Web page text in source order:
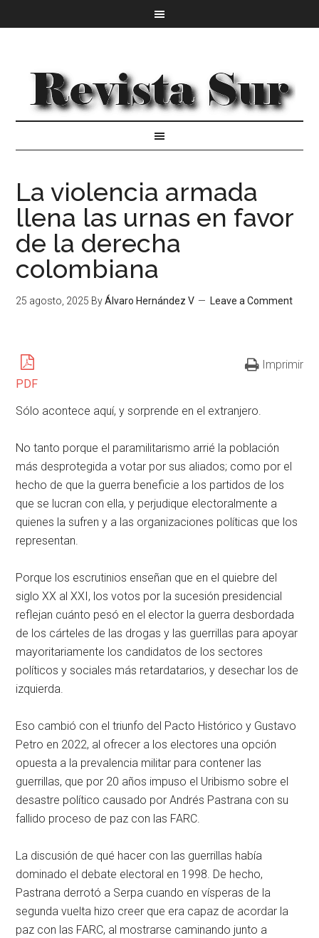
La violencia armada
llena las urnas en favor
de la derecha
colombiana
25 agosto, 2025 ByÁlvaro Hernández V Leave a Comment
PDF
Imprimir
Sólo acontece aquí, y sorprende en el extranjero.
No tanto porque el paramilitarismo arrié la población
más desprotegida a votar por sus aliados; como por el
hecho de que la guerra beneficie a los partidos de los
que se lucran con ella, y perjudique electoralmente a
quienes la sufren y a las organizaciones políticas que los
representan.
Porque los escrutinios enseñan que en el quiebre del
siglo XX al XXI, los votos por la sucesión presidencial
reflejan cuánto pesó en el elector la guerra desbordada
de los cárteles de las drogas y las guerrillas para apoyar
mayoritariamente los candidatos de los sectores
políticos y sociales más retardatarios, y desechar los de
izquierda.
Eso cambió con el triunfo del Pacto Histórico y Gustavo
Petro en 2022, al ofrecer a los electores una opción
opuesta a la prevalencia militar para contener las
guerrillas, que por 20 años impuso el Uribismo sobre el
desastre político causado por Andrés Pastrana con su
fallido proceso de paz con las FARC.
La discusión de qué hacer con las guerrillas había
dominado el debate electoral en 1998. De hecho,
Pastrana derrotó a Serpa cuando en vísperas de la
segunda vuelta hizo creer que era capaz de acordar la
paz con las FARC, al mostrarse caminando junto a